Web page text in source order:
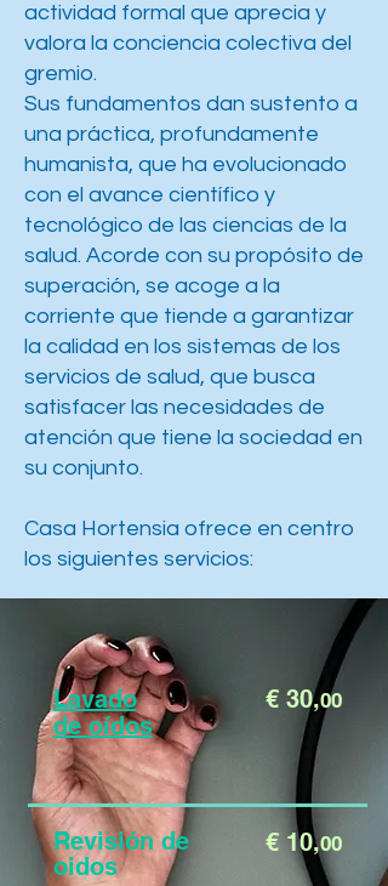
actividad formal que aprecia y
valora la conciencia colectiva del
gremio.
Sus fundamentos dan sustento a
una práctica, profundamente
humanista, que ha evolucionado
con el avance científico y
tecnológico de las ciencias de la
salud. Acorde con su propósito de
superación, se acoge a la
corriente que tiende a garantizar
la calidad en los sistemas de los
servicios de salud, que busca
satisfacer las necesidades de
atención que tiene la sociedad en
su conjunto.
Casa Hortensia ofrece en centro
los siguientes servicios:
Lavado
deoídos
€ 30,00
Revisión de
oidos
€ 10,00